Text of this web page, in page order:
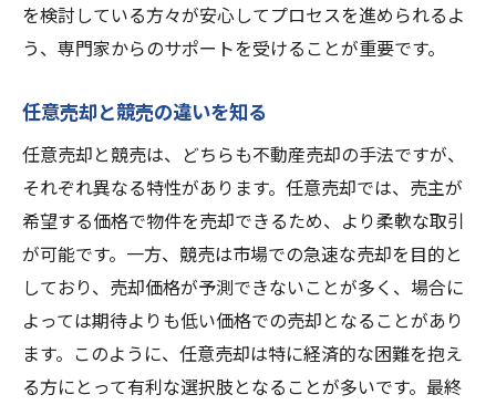
を検討している方々が安心してプロセスを進められるよ
う、専門家からのサポートを受けることが重要です。
任意売却と競売の違いを知る
任意売却と競売は、どちらも不動産売却の手法ですが、
それぞれ異なる特性があります。任意売却では、売主が
希望する価格で物件を売却できるため、より柔軟な取引
が可能です。一方、競売は市場での急速な売却を目的と
しており、売却価格が予測できないことが多く、場合に
よっては期待よりも低い価格での売却となることがあり
ます。このように、任意売却は特に経済的な困難を抱え
る方にとって有利な選択肢となることが多いです。最終